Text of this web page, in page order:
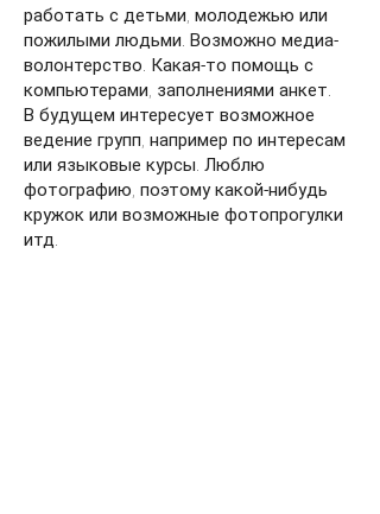
работать с детьми, молодежью или
пожилыми людьми. Возможно медиа-
волонтерство. Какая-то помощь с
компьютерами, заполнениями анкет.
В будущем интересует возможное
ведение групп, например по интересам
или языковые курсы. Люблю
фотографию, поэтому какой-нибудь
кружок или возможные фотопрогулки
итд.